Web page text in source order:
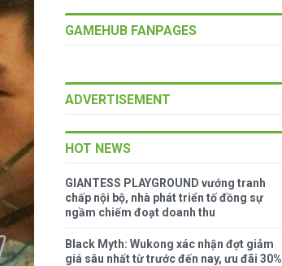
GAMEHUB FANPAGES
ADVERTISEMENT
HOT NEWS
GIANTESS PLAYGROUND vướng tranh
chấp nội bộ, nhà phát triển tố đồng sự
ngầm chiếm đoạt doanh thu
Black Myth: Wukong xác nhận đợt giảm
giá sâu nhất từ trước đến nay, ưu đãi 30%